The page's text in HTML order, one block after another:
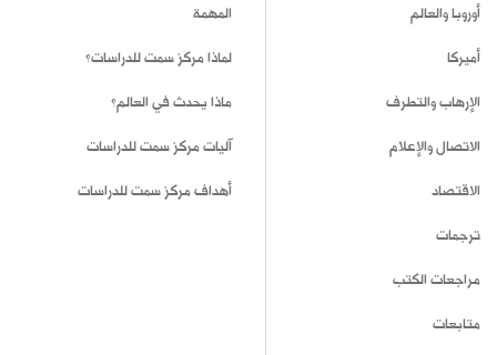
أوروبا والعالم
أميركا
الإرهاب والتطرف
الاتصال والإعلام
الاقتصاد
ترجمات
مراجعات الكتب
متابعات
المهمة
لماذا مركز سمت للدراسات؟
ماذا يحدث في العالم؟
آليات مركز سمت للدراسات
أهداف مركز سمت للدراسات